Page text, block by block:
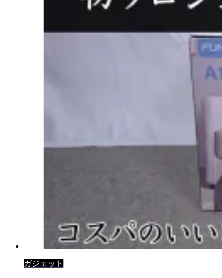
ガジェット